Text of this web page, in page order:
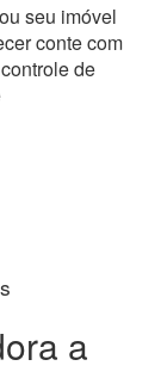
seu imóvel
conte com
de
a